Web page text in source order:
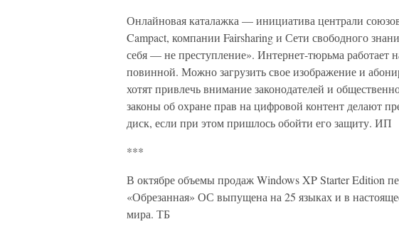
Онлайновая каталажка — инициатива централи
Campact, компании Fairsharing и Сети свободного
себя — не преступление». Интернет-тюрьма работает
повинной. Можно загрузить свое изображение и
хотят привлечь внимание законодателей и
законы об охране прав на цифровой контент делают
диск, если при этом пришлось обойти его защиту. ИП
***
В октябре объемы продаж Windows XP Starter Edition
«Обрезанная» ОС выпущена на 25 языках и в
мира. ТБ